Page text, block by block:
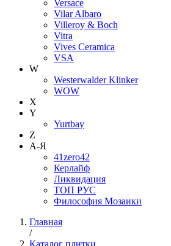
Versace
Vilar Albaro
Villeroy & Boch
Vitra
Vives Ceramica
VSA
W
Westerwalder Klinker
WOW
X
Y
Yurtbay
Z
А-Я
41zero42
Керлайф
Ликвидация
ТОП РУС
Философия Мозаики
Главная
/
Каталог плитки